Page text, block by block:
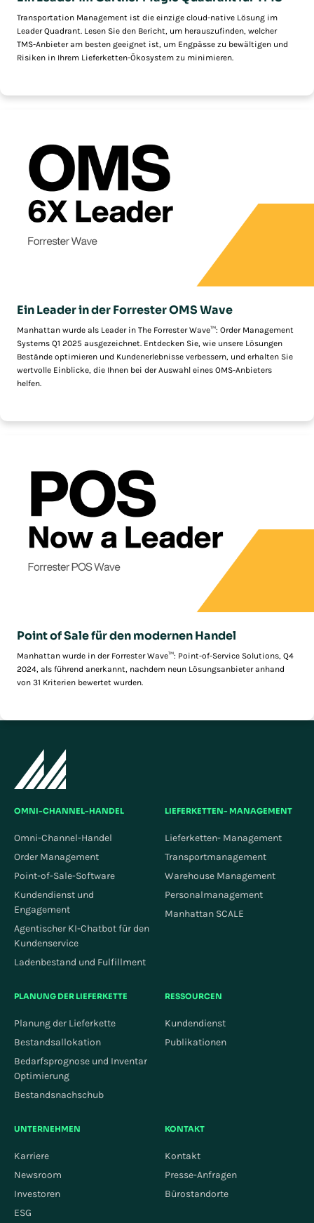
Transportation Management ist die einzige cloud-native Lösung im
Leader Quadrant. Lesen Sie den Bericht, um herauszufinden, welcher
TMS-Anbieter am besten geeignet ist, um Engpässe zu bewältigen und
Risiken in Ihrem Lieferketten-Ökosystem zu minimieren.
Ein Leader in der Forrester OMS Wave
Manhattan wurde als Leader in The Forrester Wave™: Order Management
Systems Q1 2025 ausgezeichnet. Entdecken Sie, wie unsere Lösungen
Bestände optimieren und Kundenerlebnisse verbessern, und erhalten Sie
wertvolle Einblicke, die Ihnen bei der Auswahl eines OMS-Anbieters
helfen.
Point of Sale für den modernen Handel
Manhattan wurde in der Forrester Wave™: Point-of-Service Solutions, Q4
2024, als führend anerkannt, nachdem neun Lösungsanbieter anhand
von 31 Kriterien bewertet wurden.
OMNI-CHANNEL-HANDEL
Omni-Channel-Handel
Order Management
Point-of-Sale-Software
Kundendienst und
Engagement
Agentischer KI-Chatbot für den
Kundenservice
Ladenbestand und Fulfillment
LIEFERKETTEN- MANAGEMENT
Lieferketten- Management
Transportmanagement
Warehouse Management
Personalmanagement
Manhattan SCALE
PLANUNG DER LIEFERKETTE
Planung der Lieferkette
Bestandsallokation
Bedarfsprognose und Inventar
Optimierung
Bestandsnachschub
RESSOURCEN
Kundendienst
Publikationen
UNTERNEHMEN
Karriere
Newsroom
Investoren
ESG
KONTAKT
Kontakt
Presse-Anfragen
Bürostandorte